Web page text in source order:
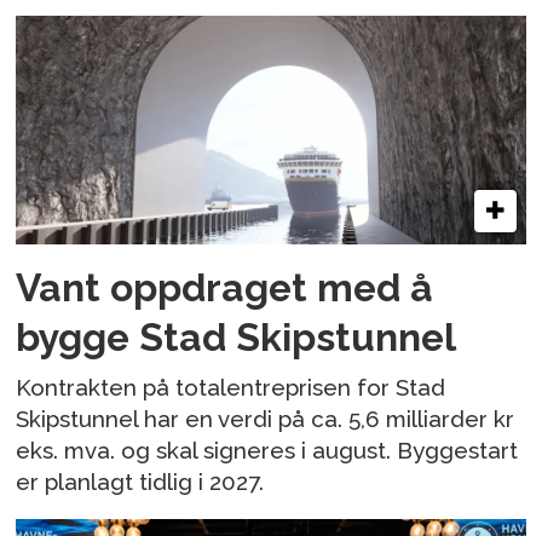
Vant oppdraget med å
bygge Stad Skipstunnel
Kontrakten på totalentreprisen for Stad
Skipstunnel har en verdi på ca. 5,6 milliarder kr
eks. mva. og skal signeres i august. Byggestart
er planlagt tidlig i 2027.